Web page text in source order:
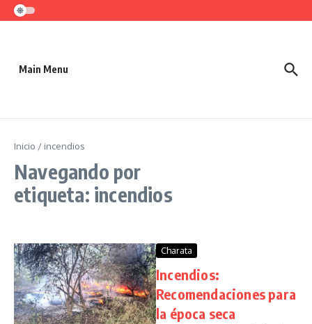
Saltar al contenido
Main Menu
Inicio / incendios
Navegando por
etiqueta: incendios
Charata
Incendios:
Recomendaciones para
la época seca